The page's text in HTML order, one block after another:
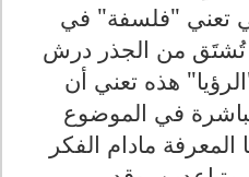
تعني "فلسفة" في
تُشتَق من الجذر درش
هذه تعني أن
في الموضوع
المعرفة مادام الفكر